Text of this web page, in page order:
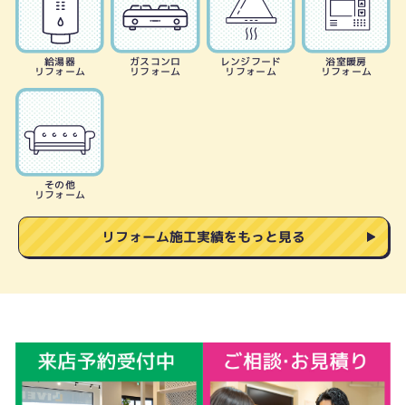
給湯器
リフォーム
ガスコンロ
リフォーム
レンジフード
リフォーム
浴室暖房
リフォーム
その他
リフォーム
リフォーム施工実績をもっと見る